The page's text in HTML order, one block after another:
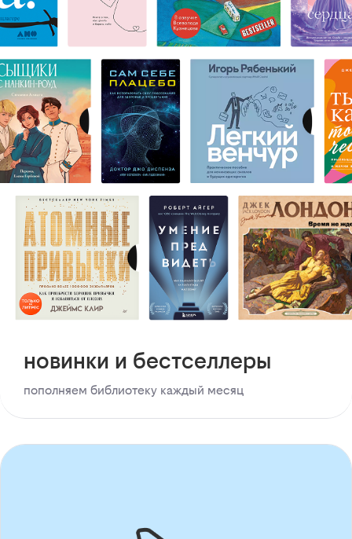
новинки и бестселлеры
пополняем библиотеку каждый месяц